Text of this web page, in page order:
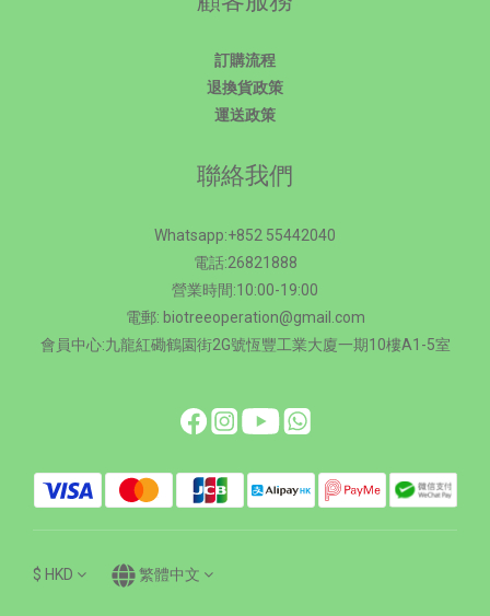
訂購流程
退換貨政策
運送政策
聯絡我們
Whatsapp:+852 55442040
電話:26821888
營業時間:10:00-19:00
電郵: biotreeoperation@gmail.com
會員中心:九龍紅磡鶴園街2G號恆豐工業大廈一期10樓A1-5室
$ HKD 繁體中文